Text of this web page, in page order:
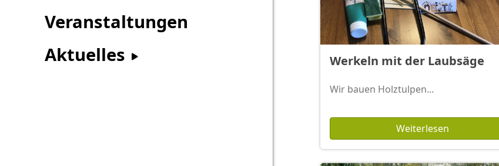
Veranstaltungen
Aktuelles
Werkeln mit der Laubsäge
Wir bauen Holztulpen...
Weiterlesen